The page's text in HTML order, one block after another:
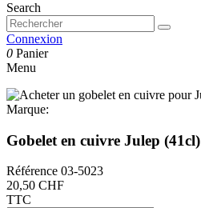
Search
Connexion
0 Panier
Menu
Marque:
Gobelet en cuivre Julep (41cl)
Référence 03-5023
20,50 CHF
TTC